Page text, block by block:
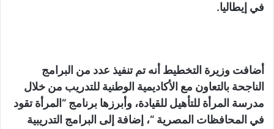
في إيطاليا.
أضافت وزيرة التخطيط أنه تم تنفيذ عدد من البرامج
الناجحة بالتعاون مع الأكاديمية الوطنية للتدريب من خلال
مدرسة المرأة للتأهيل للقيادة، وأبرزها برنامج “المرأة تقود
في المحافظات المصرية “، إضافة إلى البرامج التدريبية